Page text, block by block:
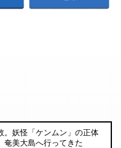
。妖怪「ケンムン」の正体
奄美大島へ行ってきた